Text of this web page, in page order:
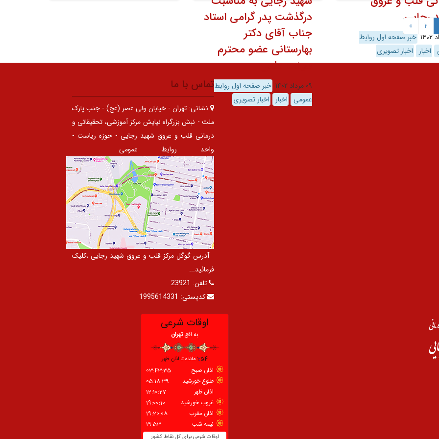
رجایى
خبر صفحه اول روابط
اخبار اخبار تصویری
درگذشت پدر گرامی استاد
جناب آقای دکتر
بهارستانی عضو محترم
هیئت علمی
۰۹ مرداد ۱۴۰۲
خبر صفحه اول روابط
عمومی اخبار اخبار تصویری
2
»
تماس با ما
نشانی: تهران - خیابان ولی عصر (عج) - جنب پارک
ملت - نبش بزرگراه نیایش مرکز آموزشی، تحقیقاتی و
درمانی قلب و عروق شهید رجایی - حوزه ریاست -
واحد روابط عمومی
آدرس گوگل مرکز قلب و عروق شهید رجایی ،کلیک
فرمائید...
تلفن: 23921
کدپستی: 1995614331